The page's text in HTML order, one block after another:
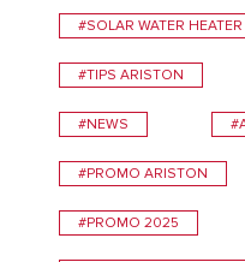
#SOLAR WATER HEATER
#TIPS ARISTON
#NEWS
#PROMO ARISTON
#PROMO 2025